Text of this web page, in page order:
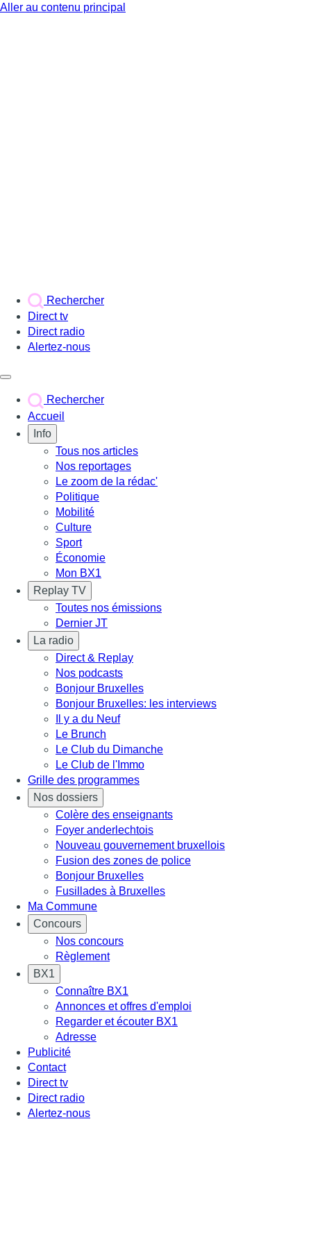
Aller au contenu principal
Rechercher
Direct tv
Direct radio
Alertez-nous
Rechercher
Accueil
Info
Tous nos articles
Nos reportages
Le zoom de la rédac'
Politique
Mobilité
Culture
Sport
Économie
Mon BX1
Replay TV
Toutes nos émissions
Dernier JT
La radio
Direct & Replay
Nos podcasts
Bonjour Bruxelles
Bonjour Bruxelles: les interviews
Il y a du Neuf
Le Brunch
Le Club du Dimanche
Le Club de l'Immo
Grille des programmes
Nos dossiers
Colère des enseignants
Foyer anderlechtois
Nouveau gouvernement bruxellois
Fusion des zones de police
Bonjour Bruxelles
Fusillades à Bruxelles
Ma Commune
Concours
Nos concours
Règlement
BX1
Connaître BX1
Annonces et offres d'emploi
Regarder et écouter BX1
Adresse
Publicité
Contact
Direct tv
Direct radio
Alertez-nous